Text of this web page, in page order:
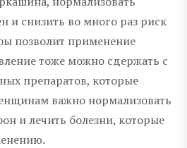
и снизить во много раз риск
позволит применение
тоже можно сдержать с
препаратов, которые
важно нормализовать
и лечить болезни, которые